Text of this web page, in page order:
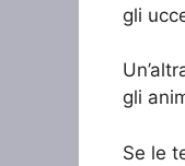
gli
gli
Se le